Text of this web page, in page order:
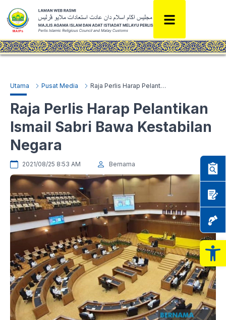
Utama Pusat Media Raja Perlis Harap Pelantikan Ismail Sabri Bawa Kestabilan Negara
Raja Perlis Harap Pelantikan
Ismail Sabri Bawa Kestabilan
Negara
2021/08/25 8:53 AM Bernama